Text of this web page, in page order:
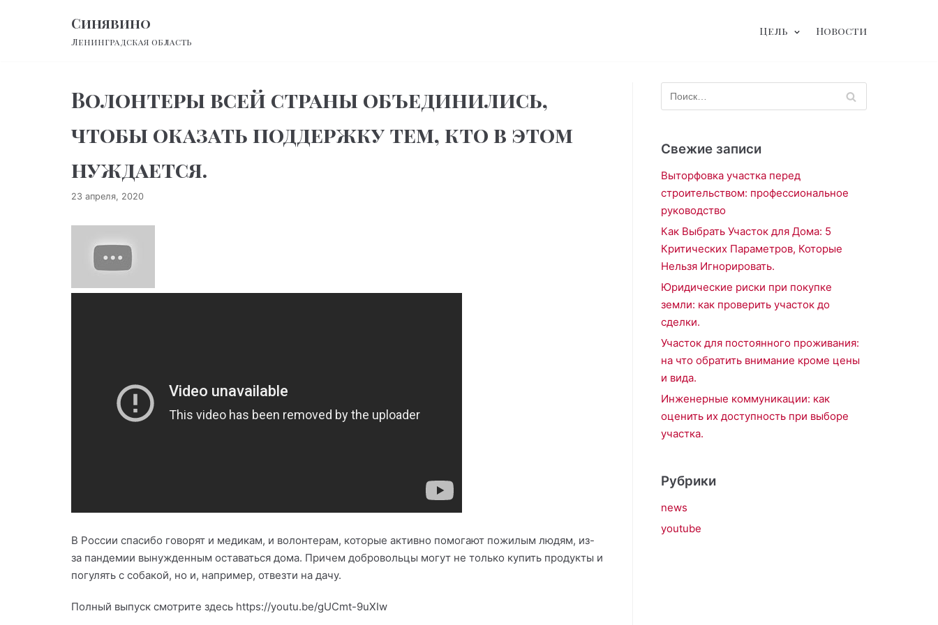
Синявино
Ленинградская область
Цель Новости
Волонтеры всей страны объединились,
чтобы оказать поддержку тем, кто в этом
нуждается.
23 апреля, 2020
В России спасибо говорят и медикам, и волонтерам, которые активно помогают пожилым людям, из-
за пандемии вынужденным оставаться дома. Причем добровольцы могут не только купить продукты и
погулять с собакой, но и, например, отвезти на дачу.
Полный выпуск смотрите здесь https://youtu.be/gUCmt-9uXIw
Свежие записи
Выторфовка участка перед
строительством: профессиональное
руководство
Как Выбрать Участок для Дома: 5
Критических Параметров, Которые
Нельзя Игнорировать.
Юридические риски при покупке
земли: как проверить участок до
сделки.
Участок для постоянного проживания:
на что обратить внимание кроме цены
и вида.
Инженерные коммуникации: как
оценить их доступность при выборе
участка.
Рубрики
news
youtube